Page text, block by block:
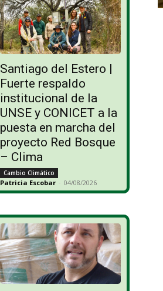
Santiago del Estero |
Fuerte respaldo
institucional de la
UNSE y CONICET a la
puesta en marcha del
proyecto Red Bosque
– Clima
Cambio Climático
Patricia Escobar - 04/08/2026